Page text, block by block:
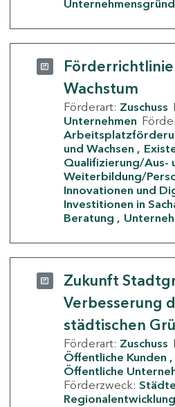
Wachstum
Förderart: Zuschuss
Unternehmen
und Wachsen
Qualifizierung/Aus-
Weiterbildung/
Innovationen und
Investitionen in
Beratung
Zukunft
Verbesserung
städtischen
Förderart: Zuschuss
Öffentliche Kunden
Öffentliche
Förderzweck:
Regionalentwicklung